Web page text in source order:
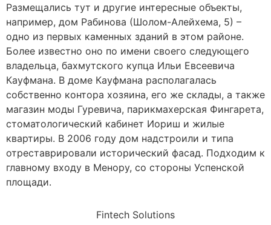
Размещались тут и другие интересные объекты,
например, дом Рабинова (Шолом-Алейхема, 5) –
одно из первых каменных зданий в этом районе.
Более известно оно по имени своего следующего
владельца, бахмутского купца Ильи Евсеевича
Кауфмана. В доме Кауфмана располагалась
собственно контора хозяина, его же склады, а также
магазин моды Гуревича, парикмахерская Фингарета,
стоматологический кабинет Иориш и жилые
квартиры. В 2006 году дом надстроили и типа
отреставрировали исторический фасад. Подходим к
главному входу в Менору, со стороны Успенской
площади.
Fintech Solutions